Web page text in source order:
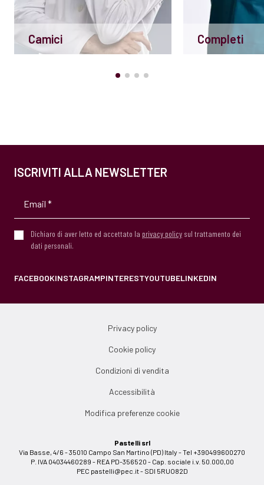
Camici Completi
ISCRIVITI ALLA NEWSLETTER
Dichiaro di aver letto ed accettato la privacy policy sul trattamento dei
dati personali.
FACEBOOKINSTAGRAMPINTERESTYOUTUBELINKEDIN
Privacy policy
Cookie policy
Condizioni di vendita
Accessibilità
Modifica preferenze cookie
Pastelli srl
Via Basse, 4/6 - 35010 Campo San Martino (PD) Italy - Tel +390499600270
P. IVA 04034460289 - REA PD-356520 - Cap. sociale i.v. 50.000,00
PEC pastelli@pec.it- SDI 5RUO82D